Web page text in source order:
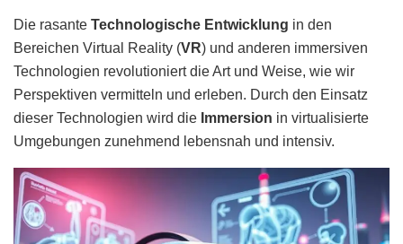
Die rasante Technologische Entwicklung in den
Bereichen Virtual Reality (VR) und anderen immersiven
Technologien revolutioniert die Art und Weise, wie wir
Perspektiven vermitteln und erleben. Durch den Einsatz
dieser Technologien wird die Immersion in virtualisierte
Umgebungen zunehmend lebensnah und intensiv.